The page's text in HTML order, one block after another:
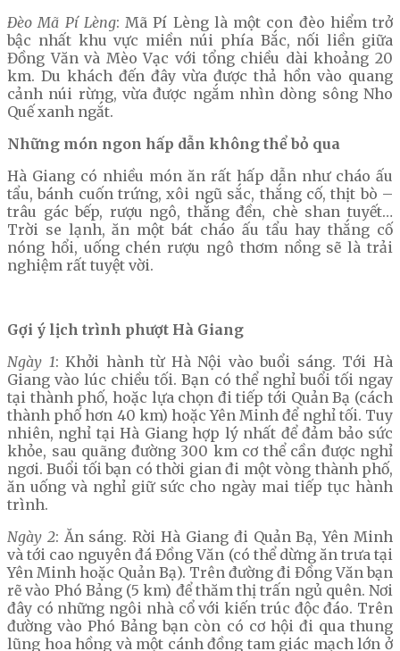
Đèo Mã Pí Lèng: Mã Pí Lèng là một con đèo hiểm trở
bậc nhất khu vực miền núi phía Bắc, nối liền giữa
Đồng Văn và Mèo Vạc với tổng chiều dài khoảng 20
km. Du khách đến đây vừa được thả hồn vào quang
cảnh núi rừng, vừa được ngắm nhìn dòng sông Nho
Quế xanh ngắt.
Những món ngon hấp dẫn không thể bỏ qua
Hà Giang có nhiều món ăn rất hấp dẫn như cháo ấu
tẩu, bánh cuốn trứng, xôi ngũ sắc, thắng cố, thịt bò –
trâu gác bếp, rượu ngô, thắng đền, chè shan tuyết…
Trời se lạnh, ăn một bát cháo ấu tẩu hay thắng cố
nóng hổi, uống chén rượu ngô thơm nồng sẽ là trải
nghiệm rất tuyệt vời.
Gợi ý lịch trình phượt Hà Giang
Ngày 1: Khởi hành từ Hà Nội vào buổi sáng. Tới Hà
Giang vào lúc chiều tối. Bạn có thể nghỉ buổi tối ngay
tại thành phố, hoặc lựa chọn đi tiếp tới Quản Bạ (cách
thành phố hơn 40 km) hoặc Yên Minh để nghỉ tối. Tuy
nhiên, nghỉ tại Hà Giang hợp lý nhất để đảm bảo sức
khỏe, sau quãng đường 300 km cơ thể cần được nghỉ
ngơi. Buổi tối bạn có thời gian đi một vòng thành phố,
ăn uống và nghỉ giữ sức cho ngày mai tiếp tục hành
trình.
Ngày 2: Ăn sáng. Rời Hà Giang đi Quản Bạ, Yên Minh
và tới cao nguyên đá Đồng Văn (có thể dừng ăn trưa tại
Yên Minh hoặc Quản Bạ). Trên đường đi Đồng Văn bạn
rẽ vào Phó Bảng (5 km) để thăm thị trấn ngủ quên. Nơi
đây có những ngôi nhà cổ với kiến trúc độc đáo. Trên
đường vào Phó Bảng bạn còn có cơ hội đi qua thung
lũng hoa hồng và một cánh đồng tam giác mạch lớn ở